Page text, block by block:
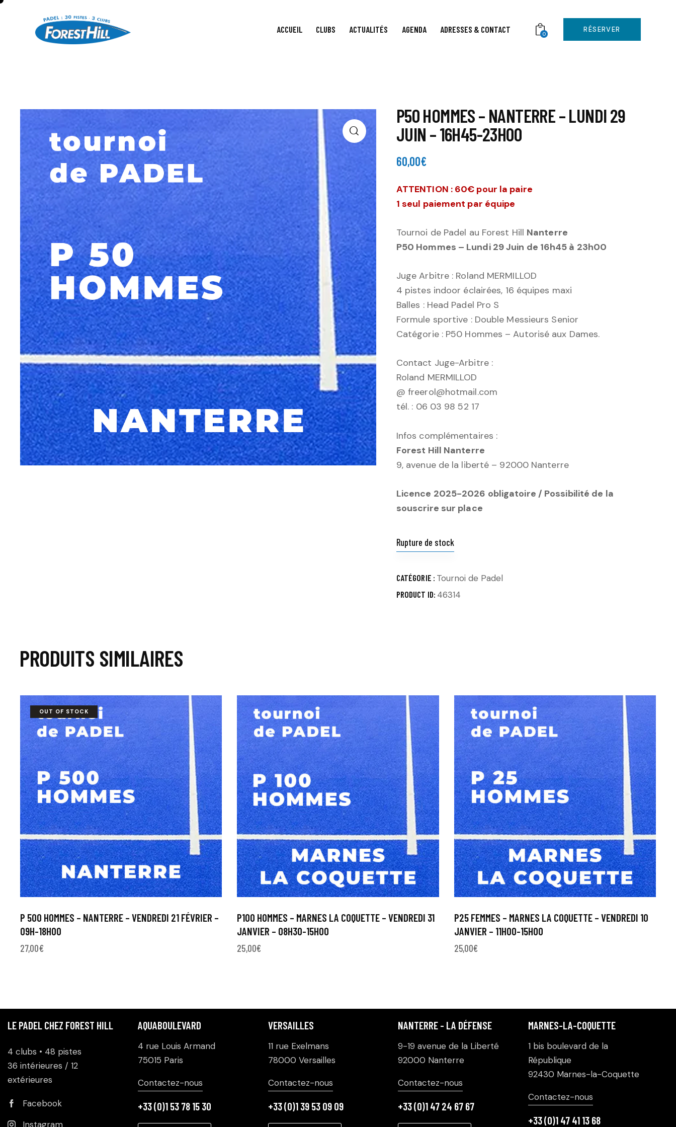
ACCUEIL CLUBS ACTUALITÉS AGENDA ADRESSES & CONTACT 0
RÉSERVER
P50 HOMMES – NANTERRE – LUNDI 29
JUIN – 16H45-23H00
60,00€
ATTENTION : 60€ pour la paire
1 seul paiement par équipe
Tournoi de Padel au Forest Hill Nanterre
P50 Hommes – Lundi 29 Juin de 16h45 à 23h00
Juge Arbitre : Roland MERMILLOD
4 pistes indoor éclairées, 16 équipes maxi
Balles : Head Padel Pro S
Formule sportive : Double Messieurs Senior
Catégorie : P50 Hommes – Autorisé aux Dames.
Contact Juge-Arbitre :
Roland MERMILLOD
@ freerol@hotmail.com
tél. : 06 03 98 52 17
Infos complémentaires :
Forest Hill Nanterre
9, avenue de la liberté – 92000 Nanterre
Licence 2025-2026 obligatoire / Possibilité de la
souscrire sur place
Rupture de stock
CATÉGORIE : Tournoi de Padel
PRODUCT ID: 46314
PRODUITS SIMILAIRES
OUT OF STOCK
P 500 HOMMES – NANTERRE – VENDREDI 21 FÉVRIER –
09H-18H00
27,00€
P100 HOMMES – MARNES LA COQUETTE – VENDREDI 31
JANVIER – 08H30-15H00
25,00€
P25 FEMMES – MARNES LA COQUETTE – VENDREDI 10
JANVIER – 11H00-15H00
25,00€
LE PADEL CHEZ FOREST HILL
4 clubs • 48 pistes
36 intérieures / 12
extérieures
Facebook
Instagram
AQUABOULEVARD
4 rue Louis Armand
75015 Paris
Contactez-nous
+33 (0)1 53 78 15 30
VERSAILLES
11 rue Exelmans
78000 Versailles
Contactez-nous
+33 (0)1 39 53 09 09
NANTERRE - LA DÉFENSE
9-19 avenue de la Liberté
92000 Nanterre
Contactez-nous
+33 (0)1 47 24 67 67
MARNES-LA-COQUETTE
1 bis boulevard de la
République
92430 Marnes-la-Coquette
Contactez-nous
+33 (0)1 47 41 13 68